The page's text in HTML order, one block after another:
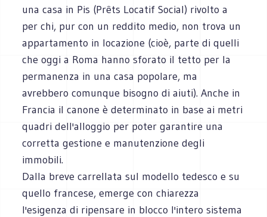
una casa in Pis (Prêts Locatif Social) rivolto a
per chi, pur con un reddito medio, non trova un
appartamento in locazione (cioè, parte di quelli
che oggi a Roma hanno sforato il tetto per la
permanenza in una casa popolare, ma
avrebbero comunque bisogno di aiuti). Anche in
Francia il canone è determinato in base ai metri
quadri dell'alloggio per poter garantire una
corretta gestione e manutenzione degli
immobili.
Dalla breve carrellata sul modello tedesco e su
quello francese, emerge con chiarezza
l'esigenza di ripensare in blocco l'intero sistema